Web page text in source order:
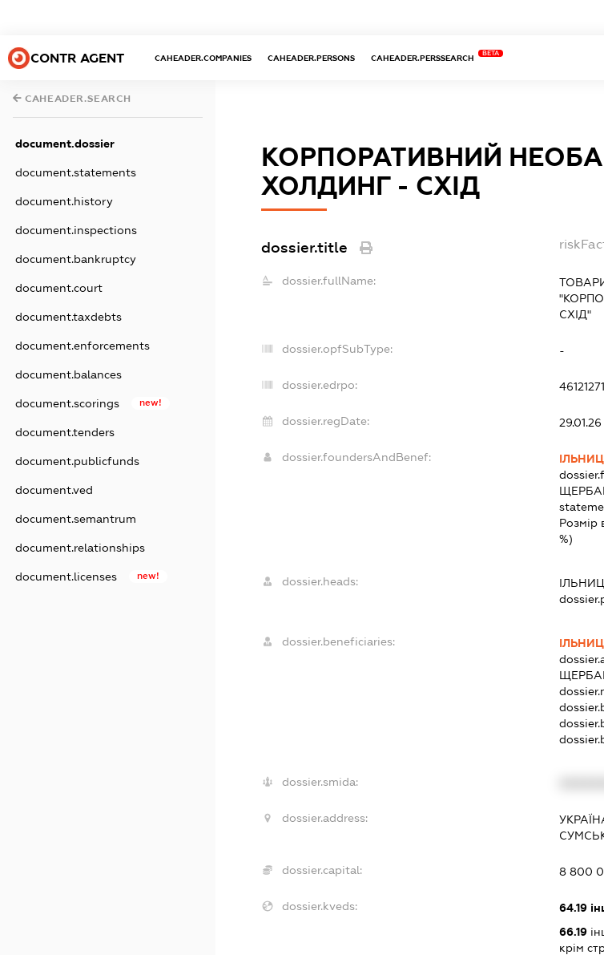
CONTR AGENT CAHEADER.COMPANIES CAHEADER.PERSONS CAHEADER.PERSSEARCH
BETA
CAHEADER.SEARCH
document.dossier
document.statements
document.history
document.inspections
document.bankruptcy
document.court
document.taxdebts
document.enforcements
document.balances
document.scorings new!
document.tenders
document.publicfunds
document.ved
document.semantrum
document.relationships
document.licenses new!
КОРПОРАТИВНИЙ
ХОЛДИНГ - СХІД
dossier.title
dossier.fullName:
СХІД"
dossier.opfSubType: -
dossier.edrpo: 46121271
dossier.regDate: 29.01.26
dossier.foundersAndBenef:
Розмір
%)
dossier.heads:
dossier.beneficiaries:
dossier.smida:
dossier.address:
dossier.capital: 8 800
dossier.kveds: 64.19
66.19
крім